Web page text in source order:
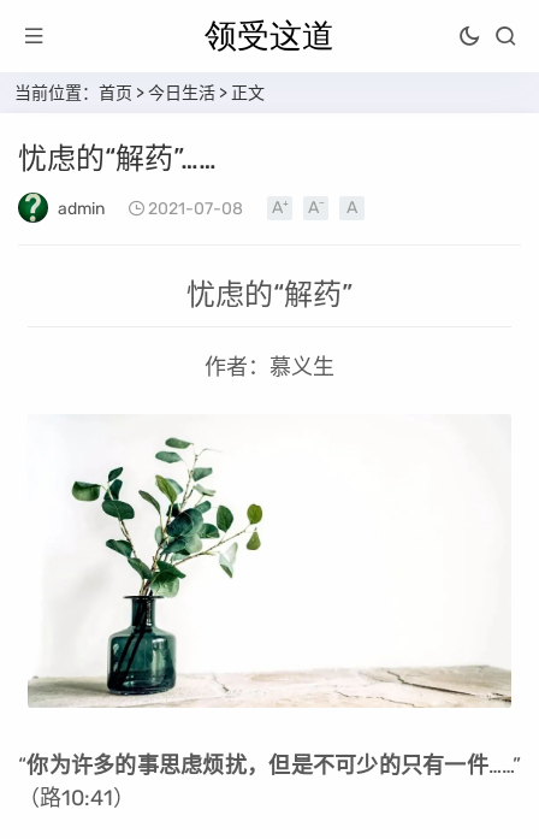
当前位置： 首页 >今日生活 > 正文
忧虑的“解药”……
admin 2021-07-08
忧虑的“解药”
作者：慕义生
“你为许多的事思虑烦扰，但是不可少的只有一件……”
（路10:41）